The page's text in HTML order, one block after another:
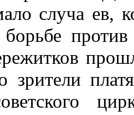
случа­ ев,
зри­тели